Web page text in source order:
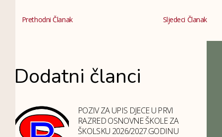
Prethodni Članak Sljedeci Članak
Dodatni članci
POZIV ZA UPIS DJECE U PRVI
RAZRED OSNOVNE ŠKOLE ZA
ŠKOLSKU 2026/2027.GODINU